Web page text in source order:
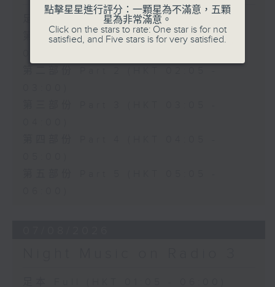
足本 Full (HKT 01:05 - 06:00)
第一部份 Part 1 (HKT 01:05 -
點擊星星進行評分：一顆星為不滿意，五顆
星為非常滿意。
Click on the stars to rate: One star is for not
satisfied, and Five stars is for very satisfied.